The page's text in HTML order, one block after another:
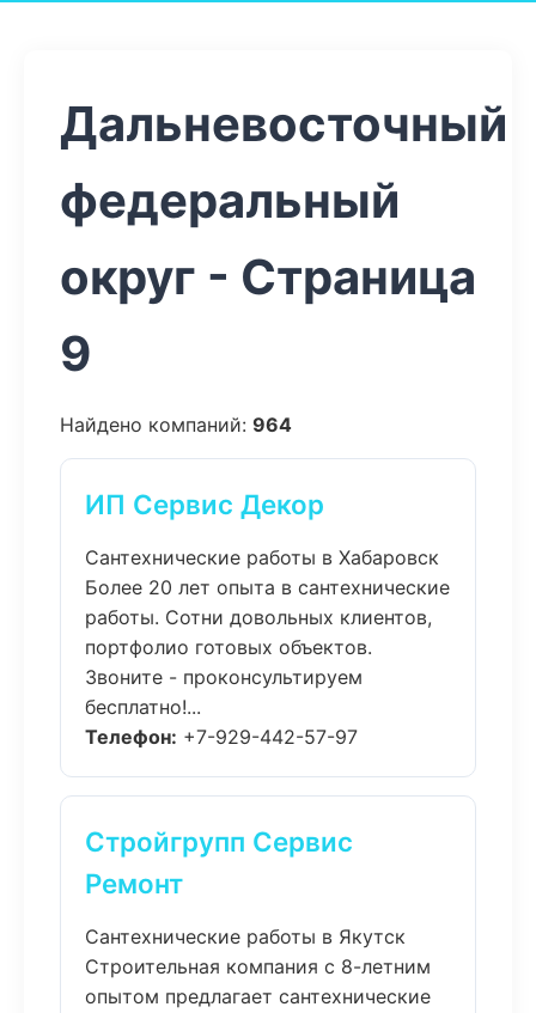
Дальневосточный
федеральный
округ - Страница
9
Найдено компаний: 964
ИП Сервис Декор
Сантехнические работы в Хабаровск
Более 20 лет опыта в сантехнические
работы. Сотни довольных клиентов,
портфолио готовых объектов.
Звоните - проконсультируем
бесплатно!...
Телефон: +7-929-442-57-97
Стройгрупп Сервис
Ремонт
Сантехнические работы в Якутск
Строительная компания с 8-летним
опытом предлагает сантехнические